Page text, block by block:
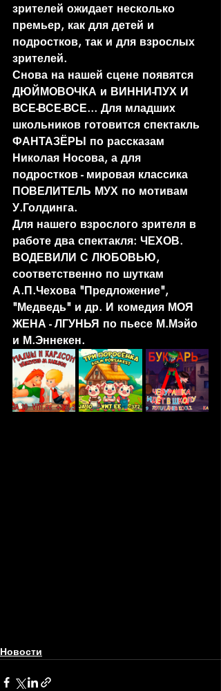
зрителей ожидает несколько
премьер, как для детей и
подростков, так и для взрослых
зрителей.
Снова на нашей сцене появятся
ДЮЙМОВОЧКА и ВИННИ-ПУХ И
ВСЕ-ВСЕ-ВСЕ... Для младших
школьников готовится спектакль
ФАНТАЗЁРЫ по рассказам
Николая Носова, а для
подростков - мировая классика
ПОВЕЛИТЕЛЬ МУХ по мотивам
У.Голдинга.
Для нашего взрослого зрителя в
работе два спектакля: ЧЕХОВ.
ВОДЕВИЛИ С ЛЮБОВЬЮ,
соответственно по шуткам
А.П.Чехова "Предложение",
"Медведь" и др. И комедия МОЯ
ЖЕНА - ЛГУНЬЯ по пьесе М.Мэйо
и М.Эннекен.
Новости